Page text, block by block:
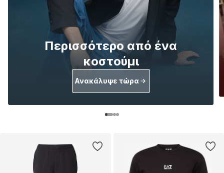
Περισσότερο από ένα
κοστούμι
Ανακάλυψε τώρα